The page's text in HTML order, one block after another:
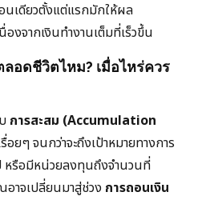
เดียวตั้งแต่แรกมักให้ผล
งจากเงินทำงานเต็มที่เร็วขึ้น
ลอดชีวิตไหม? เมื่อไหร่ควร
การสะสม (Accumulation
อยๆ จนกว่าจะถึงเป้าหมายทางการ
หรือมีหน่วยลงทุนถึงจำนวนที่
าจเปลี่ยนมาสู่ช่วง การถอนเงิน